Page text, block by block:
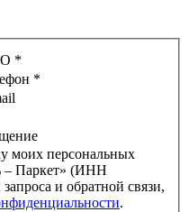
*
*
моих персональных
– Паркет» (ИНН
.